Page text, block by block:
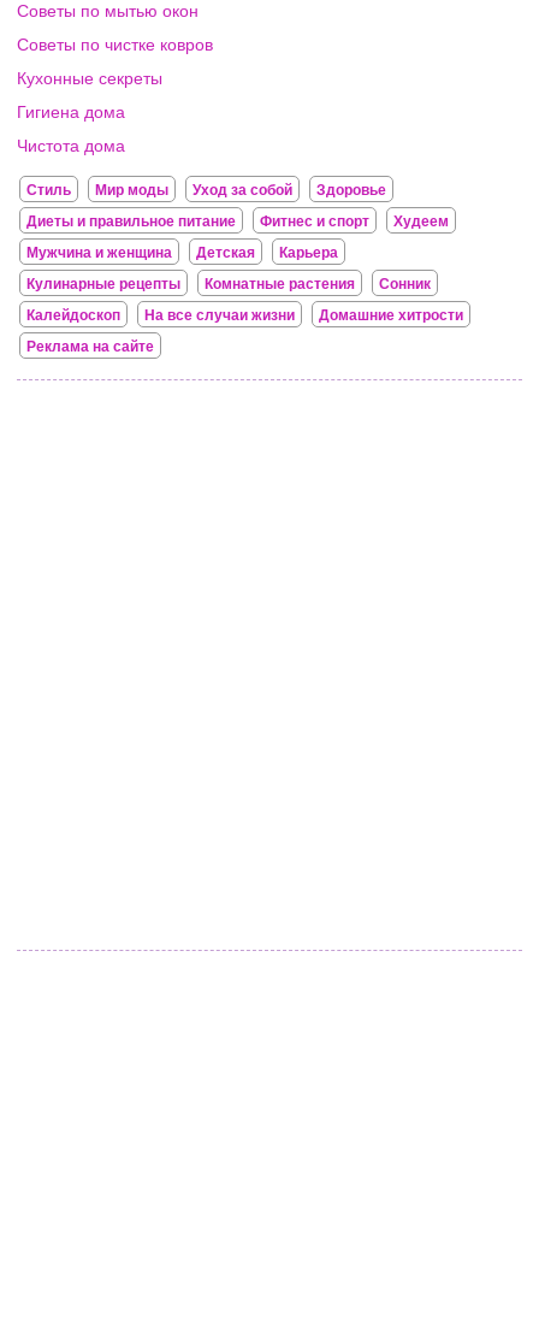
Советы по мытью окон
Советы по чистке ковров
Кухонные секреты
Гигиена дома
Чистота дома
Стиль Мир моды Уход за собой
Здоровье
Диеты и правильное питание
Фитнес и спорт
Худеем
Мужчина и женщина
Детская
Карьера
Кулинарные рецепты
Комнатные растения
Сонник
Калейдоскоп
На все случаи жизни
Домашние хитрости
Реклама на сайте